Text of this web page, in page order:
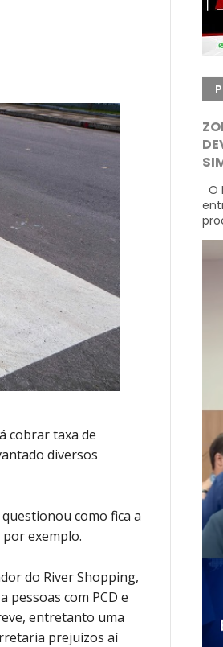
cobrar taxa de
diversos
como fica a
exemplo.
do River Shopping,
pessoas com PCD e
entretanto uma
prejuízos aí
O